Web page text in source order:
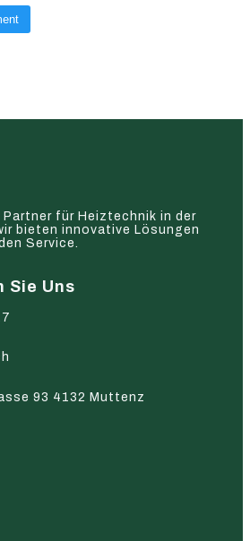
für Heiztechnik in der
bieten innovative Lösungen
Service.
Sie Uns
93 4132 Muttenz